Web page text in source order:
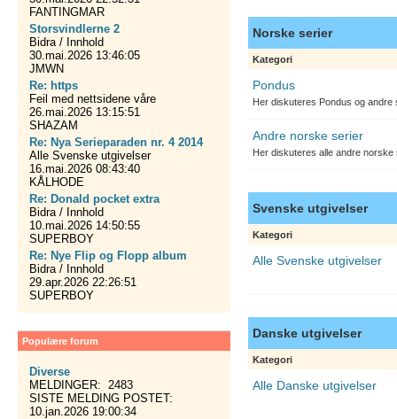
FANTINGMAR
Storsvindlerne 2
Bidra / Innhold
30.mai.2026 13:46:05
JMWN
Re: https
Feil med nettsidene våre
26.mai.2026 13:15:51
SHAZAM
Re: Nya Serieparaden nr. 4 2014
Alle Svenske utgivelser
16.mai.2026 08:43:40
KÅLHODE
Re: Donald pocket extra
Bidra / Innhold
10.mai.2026 14:50:55
SUPERBOY
Re: Nye Flip og Flopp album
Bidra / Innhold
29.apr.2026 22:26:51
SUPERBOY
Populære forum
Diverse
MELDINGER: 2483
SISTE MELDING POSTET:
10.jan.2026 19:00:34
Norske serier
Kategori
Pondus
Her diskuteres Pondus og
Andre norske serier
Her diskuteres alle andre
Svenske utgivelser
Kategori
Alle Svenske utgivelser
Danske utgivelser
Kategori
Alle Danske utgivelser